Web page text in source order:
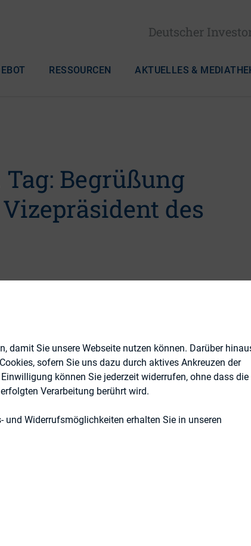
Deutscher
RESSOURCEN AKTUELLES &
Begrüßung
des
DIRK-Publikationen
den 2. Konferenztag.
damit Sie unsere Webseite nutzen können. Darüber
sofern Sie uns dazu durch aktives Ankreuzen der
können Sie jederzeit widerrufen, ohne dass die
Verarbeitung berührt wird.
und Widerrufsmöglichkeiten erhalten Sie in unseren